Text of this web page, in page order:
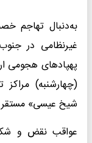
به‌دنبال تهاجم
پهپادهای هجومی
(چهارشنبه) مراکز
شیخ عیسی» مستقر
عواقب نقض و